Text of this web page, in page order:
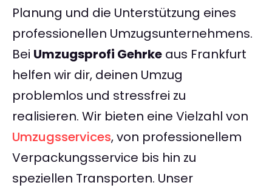
Planung und die Unterstützung eines
professionellen Umzugsunternehmens.
Bei Umzugsprofi Gehrke aus Frankfurt
helfen wir dir, deinen Umzug
problemlos und stressfrei zu
realisieren. Wir bieten eine Vielzahl von
Umzugsservices, von professionellem
Verpackungsservice bis hin zu
speziellen Transporten. Unser